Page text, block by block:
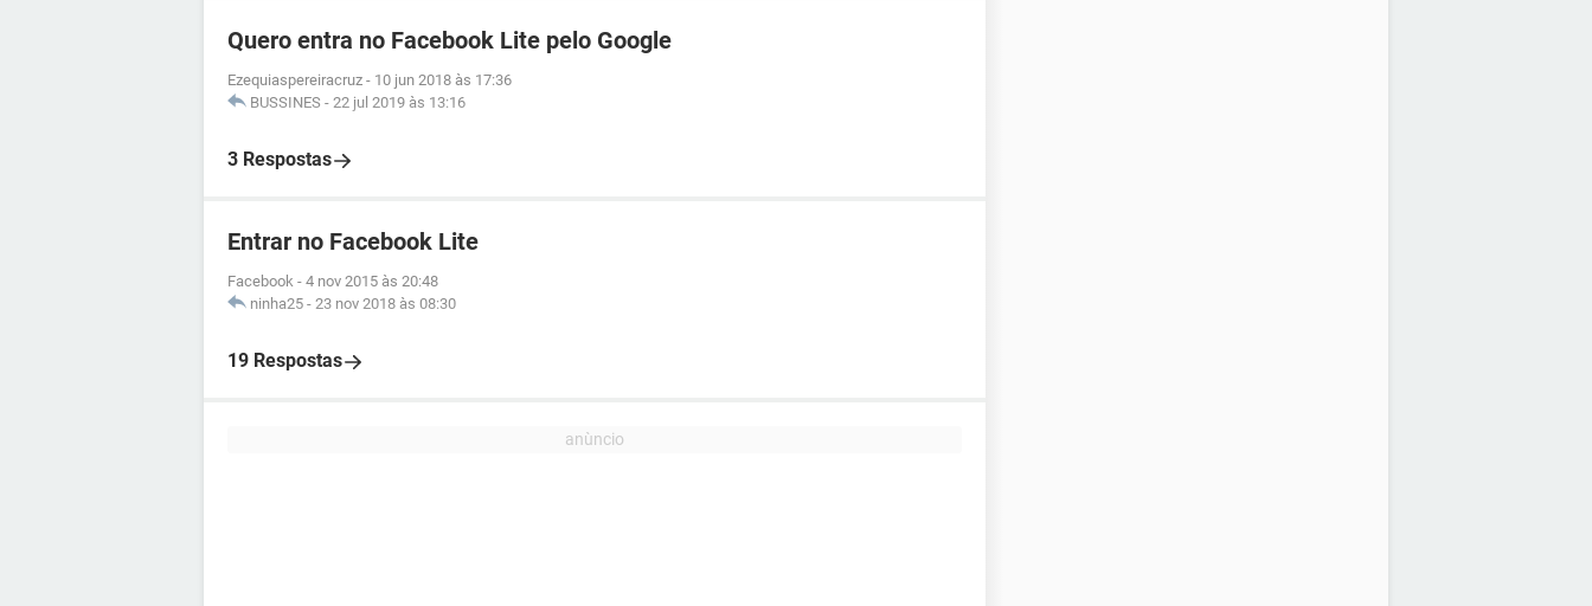
Quero entra no Facebook Lite pelo Google
Ezequiaspereiracruz - 10 jun 2018 às 17:36
BUSSINES - 22 jul 2019 às 13:16
3 Respostas
Entrar no Facebook Lite
Facebook - 4 nov 2015 às 20:48
ninha25 - 23 nov 2018 às 08:30
19 Respostas